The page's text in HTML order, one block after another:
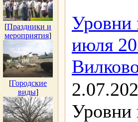
[Праздники и
мероприятия]
[Городские
виды]
Уровни
июля
Уровни